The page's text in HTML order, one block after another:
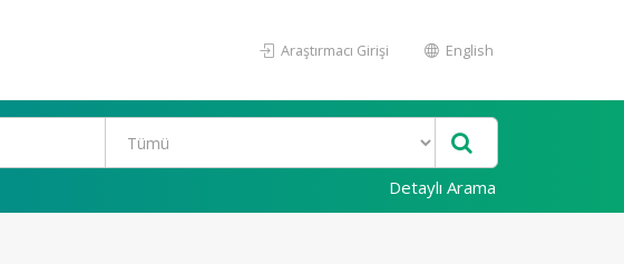
Araştırmacı Girişi English
Detaylı Arama